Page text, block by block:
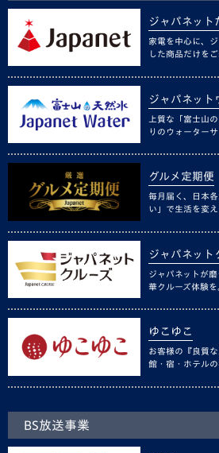
ジャパネット
家電を中心に、
した商品だけをご
ジャパネット
上質な「富士山
りのウォーター
グルメ定期便
毎月届く、日本
い」で生活を変
ジャパネット
ジャパネットが
華クルーズ体験を
ゆこゆこ
お客様の『良質
館・宿・ホテル
BS放送事業